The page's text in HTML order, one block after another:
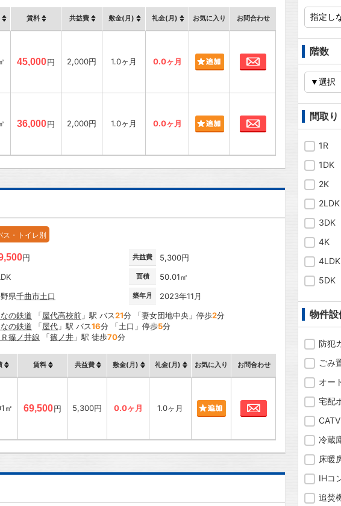
賃料 共益費 敷金(月) 礼金(月) お気に入り お問合わせ
45,000円 2,000円 1.0ヶ月 0.0ヶ月 お問合わせ
36,000円 2,000円 1.0ヶ月 0.0ヶ月 お問合わせ
ス・トイレ別
円 共益費 5,300円
面積 50.01㎡
県千曲市土口 築年月 2023年11月
の鉄道 「屋代高校前 」駅 バス21分 「妻女団地中央」停歩2分
の鉄道 「屋代 」駅 バス16分 「土口」停歩5分
Ｒ篠ノ井線 「篠ノ井 」駅 徒歩70分
賃料 共益費 敷金(月) 礼金(月) お気に入り お問合わせ
㎡ 69,500円 5,300円 0.0ヶ月 1.0ヶ月 お問合わせ
階数
間取り
1R
1DK
2K
2LDK
3DK
4K
4LDK
5DK
物件設
防犯
ごみ
オー
宅配
CATV
冷蔵
床暖
IHコ
追焚